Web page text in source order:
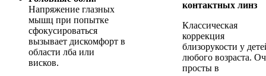
Напряжение глазных
мышц при попытке
сфокусироваться
вызывает дискомфорт в
области лба или
висков.
контактных линз
Классическая
коррекция
близорукости у
любого возраста.
просты в